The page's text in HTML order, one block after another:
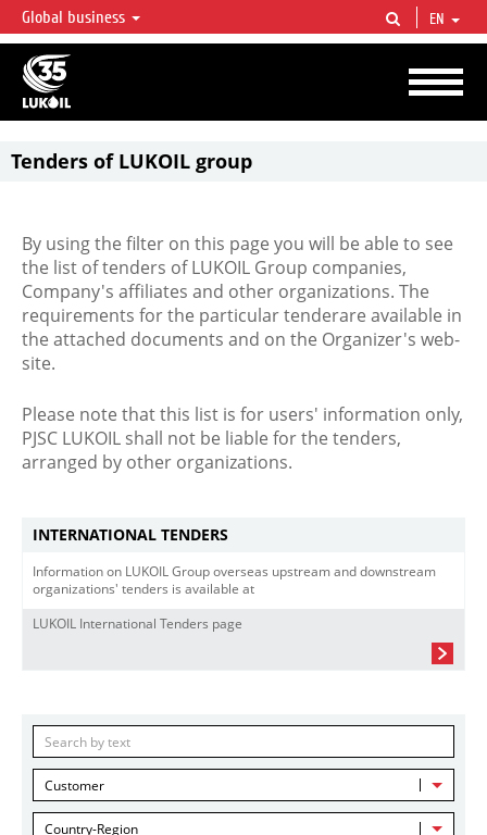
LUKOIL OVERVIEW
LUKOIL is one of the largest oil & gas vertical integrated companies in the world
accounting for over 2% of crude production and circa 1% of proved hydrocarbon
reserves globally.
Global business EN
Tenders of LUKOIL group
By using the filter on this page you will be able to see
the list of tenders of LUKOIL Group companies,
Company's affiliates and other organizations. The
requirements for the particular tenderare available in
the attached documents and on the Organizer's web-
site.
Please note that this list is for users' information only,
PJSC LUKOIL shall not be liable for the tenders,
arranged by other organizations.
INTERNATIONAL TENDERS
Information on LUKOIL Group overseas upstream and downstream
organizations' tenders is available at
LUKOIL International Tenders page
Customer
Country-Region